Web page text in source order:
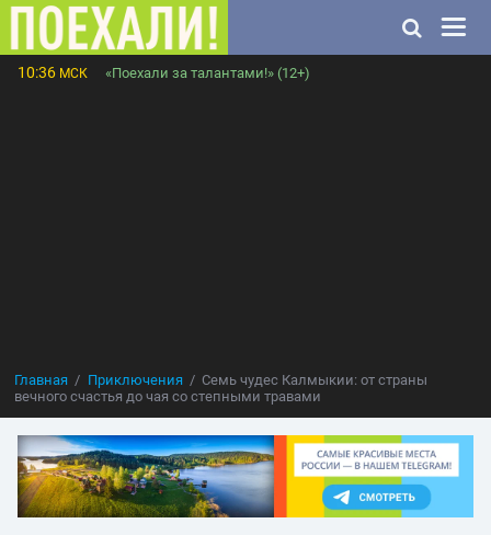
10:36 МСК «Поехали за талантами!» (12+)
Главная Приключения
Семь чудес Калмыкии: от страны
вечного счастья до чая со степными травами